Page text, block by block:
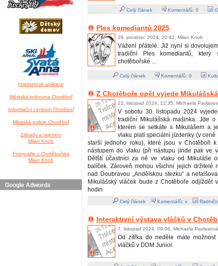
Internetové aplikace
Městská knihovna Chotěboř
Informační centrum Chotěboř
Městská policie Chotěboř
Záhady a tajemno
Milan Knob
Fotografie z Chotěbořska
Milan Knob
Google Adwords
Celý článek Komentářů: 0
Ples komediantů 2025
29. prosinec 2024, 20:42, Milan Knob
Vážení přátelé. Již nyní si
tradiční Ples komediantů, který
chotěbořské ...
Celý článek Komentářů: 0
Z Chotěboře opět vyjede
22. listopad 2024, 12:35, Michaela
V sobotu 30. listopadu 2024
tradiční Mikulášská mašinka. Jde
kterém se setkáte s Mikulášem a
vlaku platí speciální jízdenky (v ceně
starší jednoho roku), které jsou v Chotěboři
nástupem do vlaku (při nástupu jinde pak ve
Dětští účastníci za ně ve vlaku od Mikuláše
balíček. Zároveň mohou všichni jejich držitelé
nad Doubravou „Andělskou stezku“ a
Mikulášský vláček bude z Chotěboře odjíždět
hodin
Celý článek Komentářů: x
Interaktivní výstava vláčků v
7. listopad 2024, 09:06, Michaela Pavlasová
Od zítřka do neděle máte možnost
vláčků v DDM Junior.